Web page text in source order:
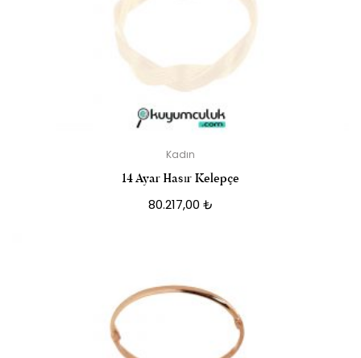
Kadın
14 Ayar Hasır Kelepçe
80.217,00 ₺